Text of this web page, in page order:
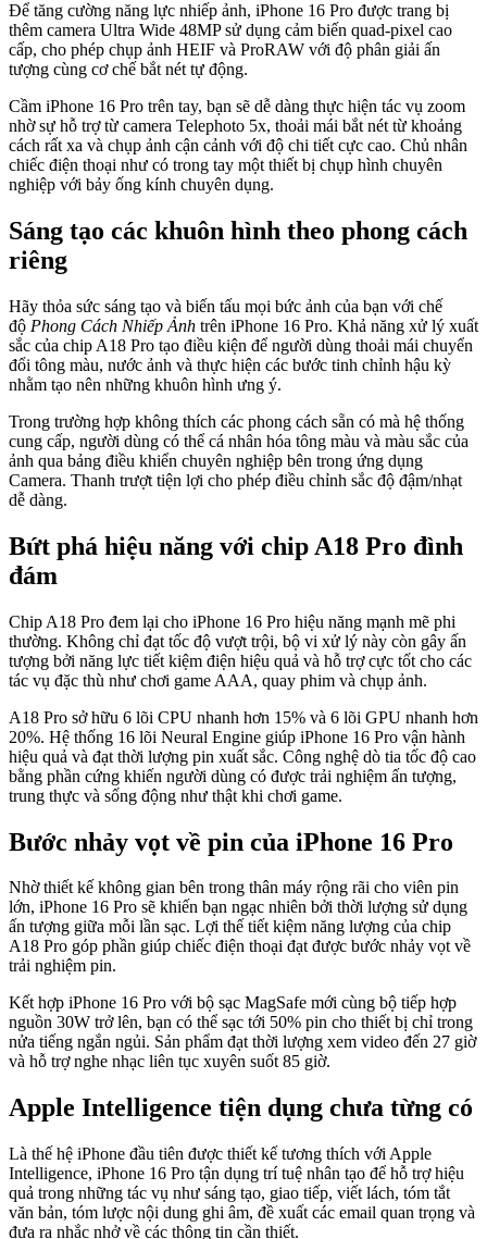
Để tăng cường năng lực nhiếp ảnh, iPhone 16 Pro được trang bị
thêm camera Ultra Wide 48MP sử dụng cảm biến quad-pixel cao
cấp, cho phép chụp ảnh HEIF và ProRAW với độ phân giải ấn
tượng cùng cơ chế bắt nét tự động.
Cầm iPhone 16 Pro trên tay, bạn sẽ dễ dàng thực hiện tác vụ zoom
nhờ sự hỗ trợ từ camera Telephoto 5x, thoải mái bắt nét từ khoảng
cách rất xa và chụp ảnh cận cảnh với độ chi tiết cực cao. Chủ nhân
chiếc điện thoại như có trong tay một thiết bị chụp hình chuyên
nghiệp với bảy ống kính chuyên dụng.
Sáng tạo các khuôn hình theo phong cách
riêng
Hãy thỏa sức sáng tạo và biến tấu mọi bức ảnh của bạn với chế
độ Phong Cách Nhiếp Ảnh trên iPhone 16 Pro. Khả năng xử lý xuất
sắc của chip A18 Pro tạo điều kiện để người dùng thoải mái chuyển
đổi tông màu, nước ảnh và thực hiện các bước tinh chỉnh hậu kỳ
nhằm tạo nên những khuôn hình ưng ý.
Trong trường hợp không thích các phong cách sẵn có mà hệ thống
cung cấp, người dùng có thể cá nhân hóa tông màu và màu sắc của
ảnh qua bảng điều khiển chuyên nghiệp bên trong ứng dụng
Camera. Thanh trượt tiện lợi cho phép điều chỉnh sắc độ đậm/nhạt
dễ dàng.
Bứt phá hiệu năng với chip A18 Pro đình
đám
Chip A18 Pro đem lại cho iPhone 16 Pro hiệu năng mạnh mẽ phi
thường. Không chỉ đạt tốc độ vượt trội, bộ vi xử lý này còn gây ấn
tượng bởi năng lực tiết kiệm điện hiệu quả và hỗ trợ cực tốt cho các
tác vụ đặc thù như chơi game AAA, quay phim và chụp ảnh.
A18 Pro sở hữu 6 lõi CPU nhanh hơn 15% và 6 lõi GPU nhanh hơn
20%. Hệ thống 16 lõi Neural Engine giúp iPhone 16 Pro vận hành
hiệu quả và đạt thời lượng pin xuất sắc. Công nghệ dò tia tốc độ cao
bằng phần cứng khiến người dùng có được trải nghiệm ấn tượng,
trung thực và sống động như thật khi chơi game.
Bước nhảy vọt về pin của iPhone 16 Pro
Nhờ thiết kế không gian bên trong thân máy rộng rãi cho viên pin
lớn, iPhone 16 Pro sẽ khiến bạn ngạc nhiên bởi thời lượng sử dụng
ấn tượng giữa mỗi lần sạc. Lợi thế tiết kiệm năng lượng của chip
A18 Pro góp phần giúp chiếc điện thoại đạt được bước nhảy vọt về
trải nghiệm pin.
Kết hợp iPhone 16 Pro với bộ sạc MagSafe mới cùng bộ tiếp hợp
nguồn 30W trở lên, bạn có thể sạc tới 50% pin cho thiết bị chỉ trong
nửa tiếng ngắn ngủi. Sản phẩm đạt thời lượng xem video đến 27 giờ
và hỗ trợ nghe nhạc liên tục xuyên suốt 85 giờ.
Apple Intelligence tiện dụng chưa từng có
Là thế hệ iPhone đầu tiên được thiết kế tương thích với Apple
Intelligence, iPhone 16 Pro tận dụng trí tuệ nhân tạo để hỗ trợ hiệu
quả trong những tác vụ như sáng tạo, giao tiếp, viết lách, tóm tắt
văn bản, tóm lược nội dung ghi âm, đề xuất các email quan trọng và
đưa ra nhắc nhở về các thông tin cần thiết.